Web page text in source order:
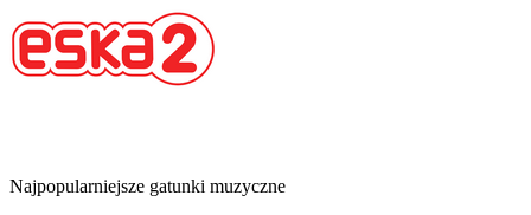
Najpopularniejsze gatunki muzyczne